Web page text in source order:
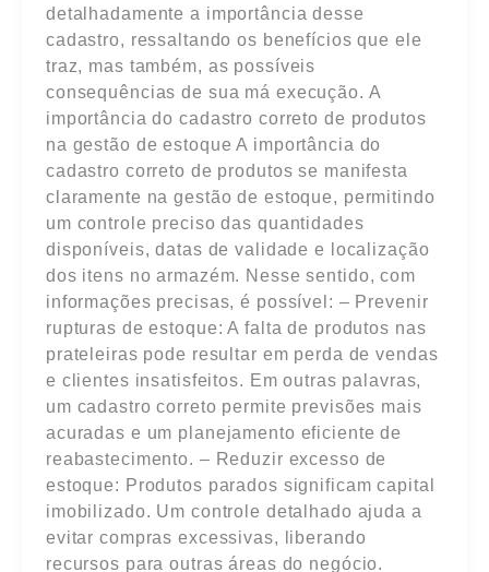
detalhadamente a importância desse
cadastro, ressaltando os benefícios que ele
traz, mas também, as possíveis
consequências de sua má execução. A
importância do cadastro correto de produtos
na gestão de estoque A importância do
cadastro correto de produtos se manifesta
claramente na gestão de estoque, permitindo
um controle preciso das quantidades
disponíveis, datas de validade e localização
dos itens no armazém. Nesse sentido, com
informações precisas, é possível: – Prevenir
rupturas de estoque: A falta de produtos nas
prateleiras pode resultar em perda de vendas
e clientes insatisfeitos. Em outras palavras,
um cadastro correto permite previsões mais
acuradas e um planejamento eficiente de
reabastecimento. – Reduzir excesso de
estoque: Produtos parados significam capital
imobilizado. Um controle detalhado ajuda a
evitar compras excessivas, liberando
recursos para outras áreas do negócio.